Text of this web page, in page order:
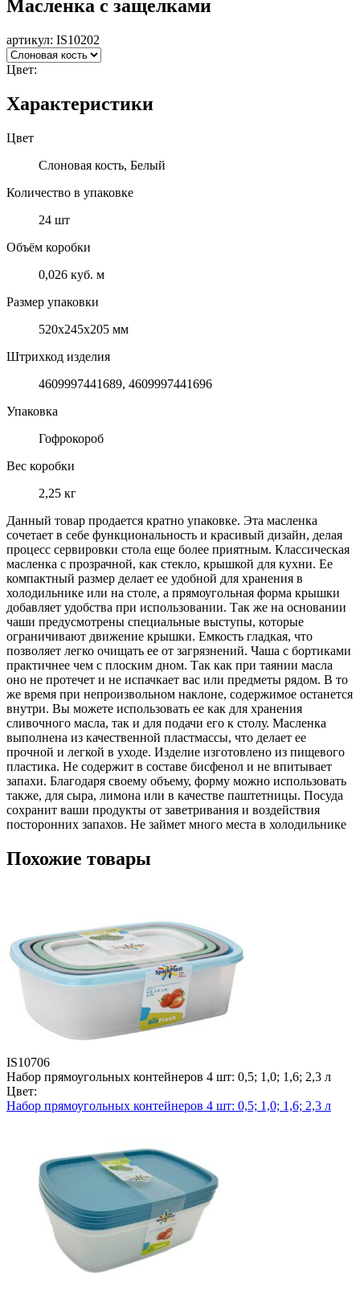
Масленка с защелками
артикул: IS10202
Цвет:
Характеристики
Цвет
Слоновая кость, Белый
Количество в упаковке
24 шт
Объём коробки
0,026 куб. м
Размер упаковки
520x245x205 мм
Штрихкод изделия
4609997441689, 4609997441696
Упаковка
Гофрокороб
Вес коробки
2,25 кг
Данный товар продается кратно упаковке. Эта масленка
сочетает в себе функциональность и красивый дизайн, делая
процесс сервировки стола еще более приятным. Классическая
масленка с прозрачной, как стекло, крышкой для кухни. Ее
компактный размер делает ее удобной для хранения в
холодильнике или на столе, а прямоугольная форма крышки
добавляет удобства при использовании. Так же на основании
чаши предусмотрены специальные выступы, которые
ограничивают движение крышки. Емкость гладкая, что
позволяет легко очищать ее от загрязнений. Чаша с бортиками
практичнее чем с плоским дном. Так как при таянии масла
оно не протечет и не испачкает вас или предметы рядом. В то
же время при непроизвольном наклоне, содержимое останется
внутри. Вы можете использовать ее как для хранения
сливочного масла, так и для подачи его к столу. Масленка
выполнена из качественной пластмассы, что делает ее
прочной и легкой в уходе. Изделие изготовлено из пищевого
пластика. Не содержит в составе бисфенол и не впитывает
запахи. Благодаря своему объему, форму можно использовать
также, для сыра, лимона или в качестве паштетницы. Посуда
сохранит ваши продукты от заветривания и воздействия
посторонних запахов. Не займет много места в холодильнике
Похожие товары
IS10706
Набор прямоугольных контейнеров 4 шт: 0,5; 1,0; 1,6; 2,3 л
Цвет:
Набор прямоугольных контейнеров 4 шт: 0,5; 1,0; 1,6; 2,3 л